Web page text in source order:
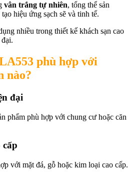
vân trắng tự nhiên, tổng thể sản
hiệu ứng sạch sẽ và tinh tế.
nhiều trong thiết kế khách sạn cao
phù hợp với
nào?
đại
phẩm phù hợp với chung cư hoặc căn
cấp
với mặt đá, gỗ hoặc kim loại cao cấp.